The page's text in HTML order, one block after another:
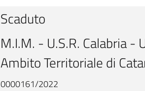
Scaduto
M.I.M. - U.S.R. Calabria -
Ambito Territoriale di
0000161/2022